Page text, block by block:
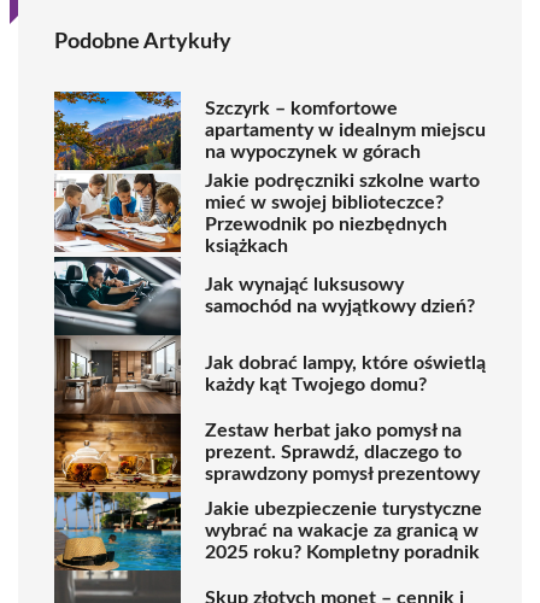
Podobne Artykuły
Szczyrk – komfortowe
apartamenty w idealnym miejscu
na wypoczynek w górach
Jakie podręczniki szkolne warto
mieć w swojej biblioteczce?
Przewodnik po niezbędnych
książkach
Jak wynająć luksusowy
samochód na wyjątkowy dzień?
Jak dobrać lampy, które oświetlą
każdy kąt Twojego domu?
Zestaw herbat jako pomysł na
prezent. Sprawdź, dlaczego to
sprawdzony pomysł prezentowy
Jakie ubezpieczenie turystyczne
wybrać na wakacje za granicą w
2025 roku? Kompletny poradnik
Skup złotych monet – cennik i